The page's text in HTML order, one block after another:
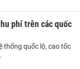
phí trên các quốc
thống quốc lộ, cao tốc